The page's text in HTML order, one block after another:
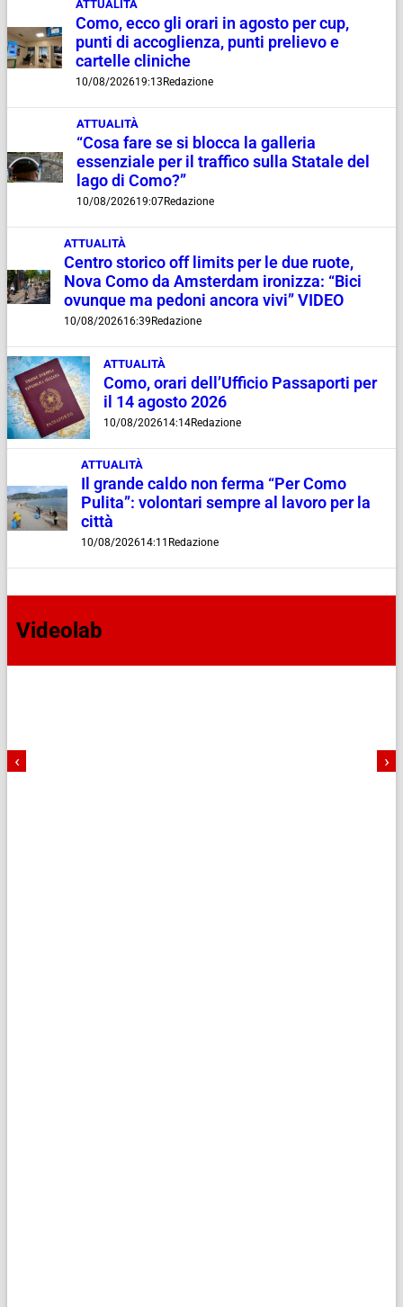
ATTUALITÀ
Como, ecco gli orari in agosto per cup,
punti di accoglienza, punti prelievo e
cartelle cliniche
10/08/202619:13 Redazione
ATTUALITÀ
“Cosa fare se si blocca la galleria
essenziale per il traffico sulla Statale del
lago di Como?”
10/08/202619:07Redazione
ATTUALITÀ
Centro storico off limits per le due ruote,
Nova Como da Amsterdam ironizza: “Bici
ovunque ma pedoni ancora vivi” VIDEO
10/08/202616:39 Redazione
ATTUALITÀ
Como, orari dell’Ufficio Passaporti per
il 14 agosto 2026
10/08/202614:14Redazione
ATTUALITÀ
Il grande caldo non ferma “Per Como
Pulita”: volontari sempre al lavoro per la
città
10/08/202614:11 Redazione
Videolab
‹ ›